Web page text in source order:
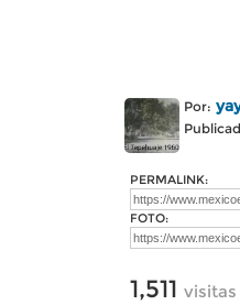
Por:
PERMALINK:
FOTO:
1,511 visitas